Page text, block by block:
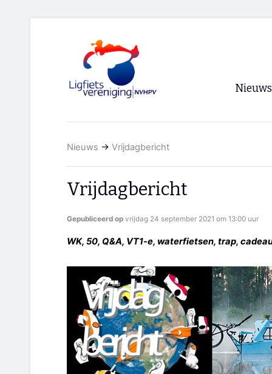
Nieuws
Nieuws → Vrijdagbericht
Vrijdagbericht
Gepubliceerd op vrijdag 24 september 2021 om 13:00 uur
WK, 50, Q&A, VT1-e, waterfietsen, trap,